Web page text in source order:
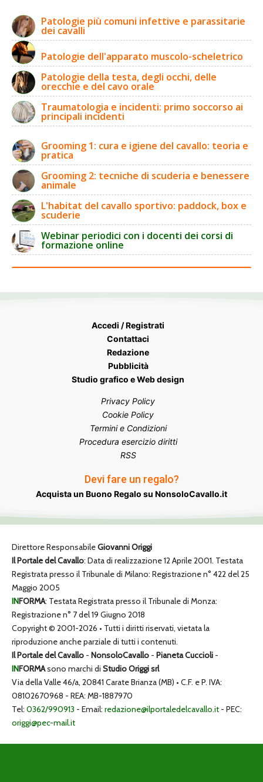
Patologie più comuni infettive e parassitarie
dei cavalli
Patologie dell'apparato muscolo-scheletrico
Patologie della testa, degli occhi, delle
orecchie e del cavo orale
Traumatologia e incidenti: primo soccorso ai
principali incidenti
Grooming 1: cura e igiene del cavallo: teoria e
pratica
Grooming 2: tecniche di scuderia e benessere
animale
L'habitat del cavallo sportivo: paddock, box e
scuderie
Webinar periodici con i docenti dei corsi di
formazione online
Accedi / Registrati
Contattaci
Redazione
Pubblicità
Studio grafico e Web design
Privacy Policy
Cookie Policy
Termini e Condizioni
Procedura esercizio diritti
RSS
Devi fare un regalo?
Acquista un Buono Regalo su NonsoloCavallo.it
Direttore ResponsabileGiovanni Origgi
Il Portale del Cavallo: Data di realizzazione 12 Aprile 2001. Testata
Registrata presso il Tribunale di Milano: Registrazione n° 422 del 25
Maggio 2005
INFORMA: Testata Registrata presso il Tribunale di Monza:
Registrazione n° 7 del 19 Giugno 2018
Copyright © 2001-2026 • Tutti i diritti riservati, vietata la
riproduzione anche parziale di tutti i contenuti.
Il Portale del Cavallo - NonsoloCavallo - Pianeta Cuccioli -
INFORMAsono marchi di Studio Origgi srl
Via della Valle 46/a, 20841 Carate Brianza (MB) • C.F. e P. IVA:
08102670968 - REA: MB-1887970
Tel: 0362/990913 - Email: redazione@ilportaledelcavallo.it - PEC:
origgi@pec-mail.it